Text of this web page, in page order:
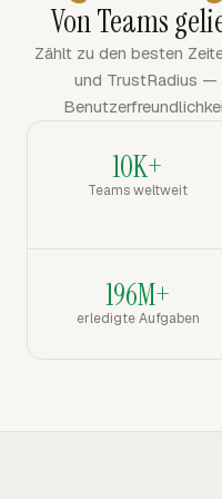
Von Teams
Zählt zu den besten
und TrustRadius —
10K+
Teams weltweit
196M+
erledigte Aufgaben